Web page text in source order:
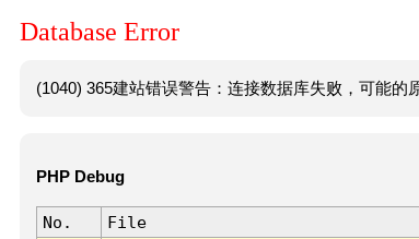
Database Error
(1040) 365建站错误警告：连接数据库失败，可能的
PHP Debug
No. File